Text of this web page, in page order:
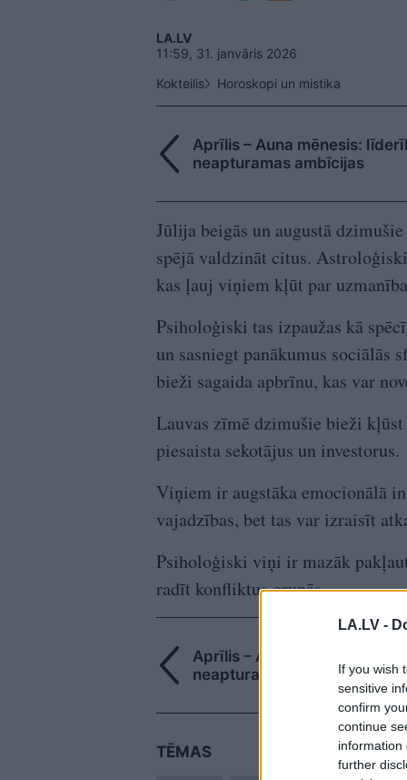
LA.LV -
If you wish
sensitive
confirm
continue
information
further
LA.LV
11:59, 31. janvāris 2026
Kokteilis
Horoskopi un mistika
Aprīlis – Auna mēnesis:
neapturamas ambīcijas
Jūlija beigās un augustā
spējā valdzināt citus.
kas ļauj viņiem kļūt par
Psiholoģiski tas izpaužas kā
un sasniegt panākumus sociālās
bieži sagaida apbrīnu, kas var
Lauvas zīmē dzimušie bieži
piesaista sekotājus un investorus.
Viņiem ir augstāka emocionālā
vajadzības, bet tas var izraisīt
Psiholoģiski viņi ir mazāk
radīt konfliktus grupās.
Aprīlis – Auna mēnesis:
neapturamas ambīcijas
TĒMAS